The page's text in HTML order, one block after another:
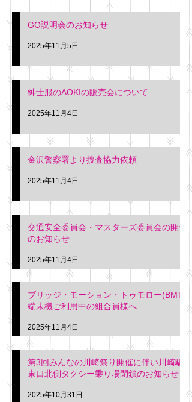
GO説明会のお知らせ
2025年11月5日
紳士服のAOKIの販売会について
2025年11月4日
金沢警察署より捜査協力依頼
2025年11月4日
交通安全委員会・マスターズ委員会の開催
のお知らせ
2025年11月4日
ブリッジ・モーション・トゥモロー(BMT)
端末機ご利用中の組合員様へ
2025年11月4日
第3回みんなの川崎祭り開催に伴い川崎駅
東口北側タクシー乗り場閉鎖のお知らせ
2025年10月31日